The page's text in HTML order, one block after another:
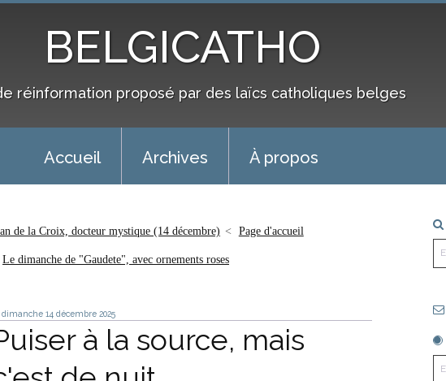
BELGICATHO
réinformation proposé par des laïcs catholiques belges
Accueil Archives À propos
de la Croix, docteur mystique (14 décembre) Page d'accueil
Le dimanche de "Gaudete", avec ornements roses
dimanche 14 décembre 2025
à la source, mais